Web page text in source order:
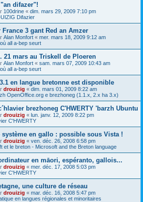
difazer"!
100drine « dim. mars 29, 2009 7:10 pm
Difazier
3 gant Red an Amzer
Alan Monfort « mer. mars 18, 2009 9:12 am
all a-bep seurt
21 mars au Triskell de Ploeren
Alan Monfort « sam. mars 07, 2009 10:43 am
all a-bep seurt
en langue bretonne est disponible
drouizig « dim. mars 01, 2009 8:22 am
OpenOffice.org e brezhoneg (1.1.x, 2.x ha 3.x)
brezhoneg C'HWERTY 'barzh Ubuntu
drouizig « lun. janv. 12, 2009 8:22 pm
C'HWERTY
système en gallo : possible sous Vista !
drouizig « ven. déc. 26, 2008 6:58 pm
et le breton - Microsoft and the Breton language
en māori, espéranto, gallois...
drouizig « mer. déc. 17, 2008 5:03 pm
C'HWERTY
une culture de réseau
drouizig « mar. déc. 16, 2008 5:47 pm
en langues régionales et minoritaires